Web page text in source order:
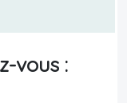
vous :